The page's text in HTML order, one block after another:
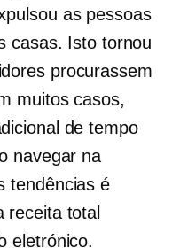
as pessoas
casas. Isto tornou
procurassem
muitos casos,
de tempo
navegar na
tendências é
receita total
eletrónico.